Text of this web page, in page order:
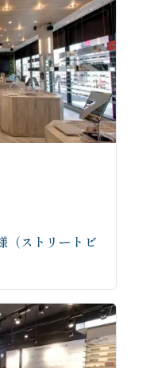
（ストリートビ